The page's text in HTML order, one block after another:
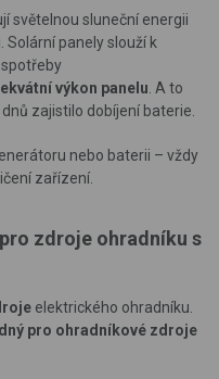
světelnou sluneční energii
panely slouží k
spotřeby
výkon panelu . A to
zajistilo dobíjení baterie.
nebo baterii – vždy
zařízení.
zdroje ohradníku s
elektrického ohradníku.
pro ohradníkové zdroje